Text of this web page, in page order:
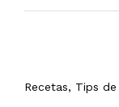
Recetas, Tips de